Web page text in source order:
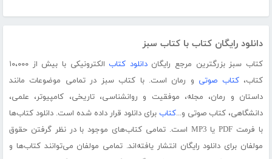
دانلود رایگان کتاب با کتاب سبز
کتاب سبز بزرگترین مرجع رایگاندانلود کتاب
الکترونیکی با بیش از ۱۰،۰۰۰
کتاب،کتاب صوتی و رمان است. با کتاب سبز در تمامی موضوعات مانند
داستان و رمان، مجله، موفقیت و روانشناسی، تاریخی، کامپیوتر، علمی،
دانشگاهی، کتاب صوتی و...کتاب برای دانلود قرار داده شده است. دانلود کتاب‌ها
با فرمت PDF یا MP3 است. تمامی کتاب‌های موجود با در نظر گرفتن حقوق
مولفان برای دانلود رایگان انتشار یافته‌اند. تمامی مولفان می‌توانند کتاب‌ها و